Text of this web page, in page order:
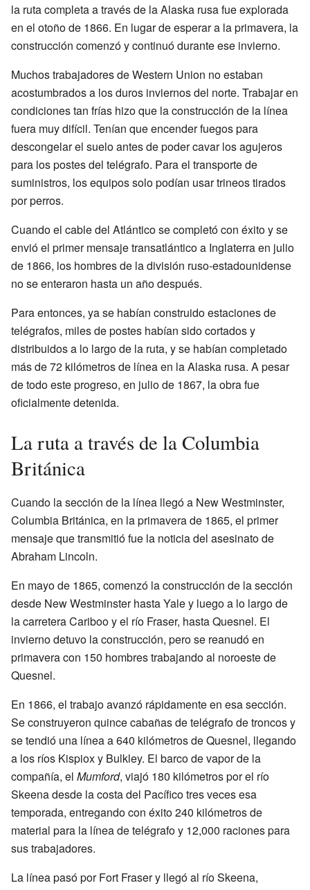
la ruta completa a través de la Alaska rusa fue explorada
en el otoño de 1866. En lugar de esperar a la primavera, la
construcción comenzó y continuó durante ese invierno.
Muchos trabajadores de Western Union no estaban
acostumbrados a los duros inviernos del norte. Trabajar en
condiciones tan frías hizo que la construcción de la línea
fuera muy difícil. Tenían que encender fuegos para
descongelar el suelo antes de poder cavar los agujeros
para los postes del telégrafo. Para el transporte de
suministros, los equipos solo podían usar trineos tirados
por perros.
Cuando el cable del Atlántico se completó con éxito y se
envió el primer mensaje transatlántico a Inglaterra en julio
de 1866, los hombres de la división ruso-estadounidense
no se enteraron hasta un año después.
Para entonces, ya se habían construido estaciones de
telégrafos, miles de postes habían sido cortados y
distribuidos a lo largo de la ruta, y se habían completado
más de 72 kilómetros de línea en la Alaska rusa. A pesar
de todo este progreso, en julio de 1867, la obra fue
oficialmente detenida.
La ruta a través de la Columbia
Británica
Cuando la sección de la línea llegó a New Westminster,
Columbia Británica, en la primavera de 1865, el primer
mensaje que transmitió fue la noticia del asesinato de
Abraham Lincoln.
En mayo de 1865, comenzó la construcción de la sección
desde New Westminster hasta Yale y luego a lo largo de
la carretera Cariboo y el río Fraser, hasta Quesnel. El
invierno detuvo la construcción, pero se reanudó en
primavera con 150 hombres trabajando al noroeste de
Quesnel.
En 1866, el trabajo avanzó rápidamente en esa sección.
Se construyeron quince cabañas de telégrafo de troncos y
se tendió una línea a 640 kilómetros de Quesnel, llegando
a los ríos Kispiox y Bulkley. El barco de vapor de la
compañía, el Mumford, viajó 180 kilómetros por el río
Skeena desde la costa del Pacífico tres veces esa
temporada, entregando con éxito 240 kilómetros de
material para la línea de telégrafo y 12,000 raciones para
sus trabajadores.
La línea pasó por Fort Fraser y llegó al río Skeena,